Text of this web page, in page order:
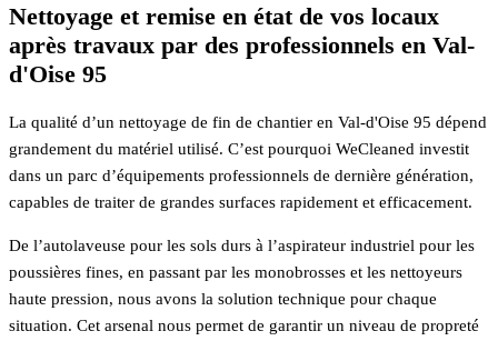
Nettoyage et remise en état de vos locaux
après travaux par des professionnels en Val-
d'Oise 95
La qualité d’un nettoyage de fin de chantier en Val-d'Oise 95 dépend
grandement du matériel utilisé. C’est pourquoi WeCleaned investit
dans un parc d’équipements professionnels de dernière génération,
capables de traiter de grandes surfaces rapidement et efficacement.
De l’autolaveuse pour les sols durs à l’aspirateur industriel pour les
poussières fines, en passant par les monobrosses et les nettoyeurs
haute pression, nous avons la solution technique pour chaque
situation. Cet arsenal nous permet de garantir un niveau de propreté